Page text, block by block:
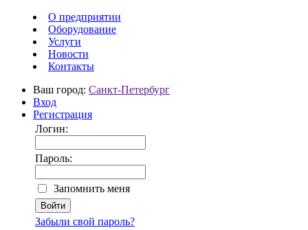
О предприятии
Оборудование
Услуги
Новости
Контакты
Ваш город: Санкт-Петербург
Вход
Регистрация
Логин:
Пароль:
Запомнить меня
Забыли свой пароль?